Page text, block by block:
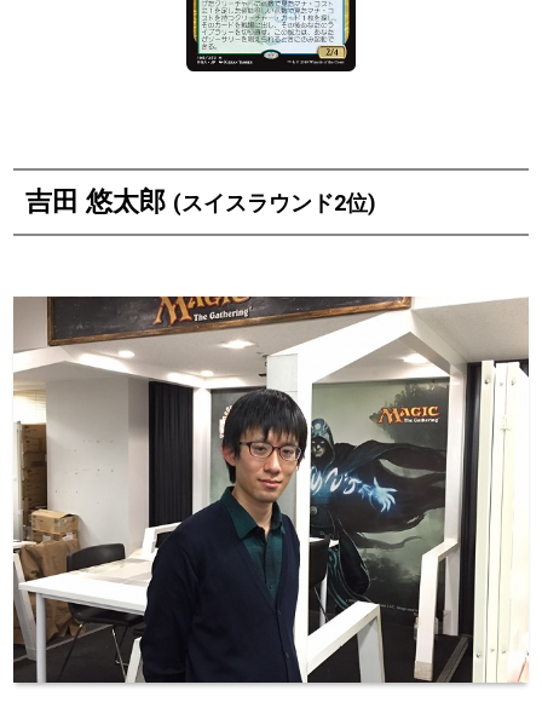
吉田 悠太郎 (スイスラウンド2位)